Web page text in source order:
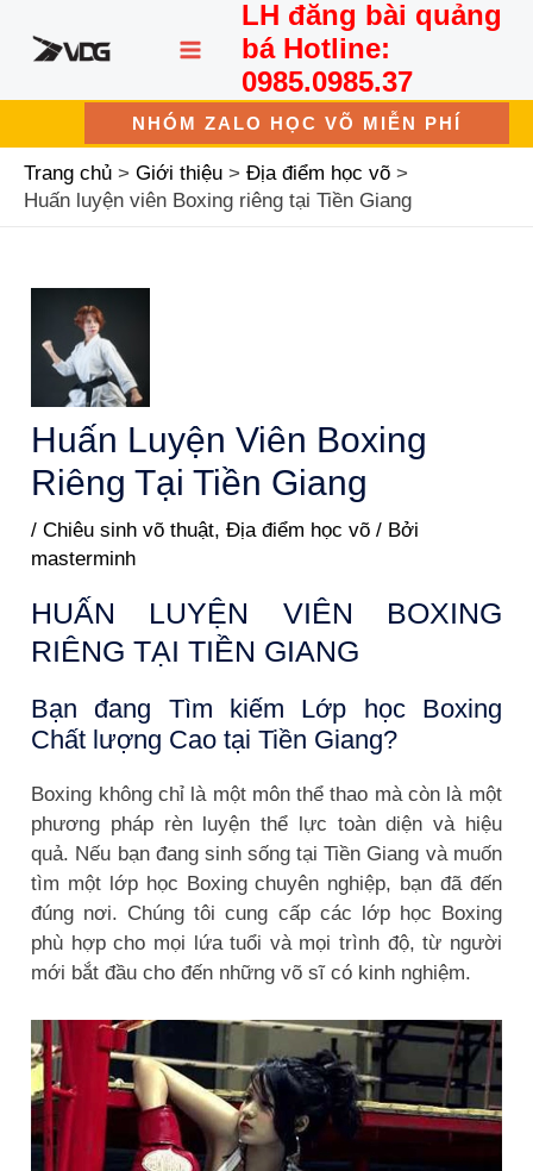
dung
MAIN
MENU
LH đăng bài quảng
bá Hotline:
0985.0985.37
NHÓM ZALO HỌC VÕ MIỄN PHÍ
Trang chủ Giới thiệu
Địa điểm học võ
Huấn luyện viên Boxing riêng tại Tiền Giang
Huấn Luyện Viên Boxing
Riêng Tại Tiền Giang
/Chiêu sinh võ thuật,Địa điểm học võ / Bởi
masterminh
HUẤN LUYỆN VIÊN BOXING
RIÊNG TẠI TIỀN GIANG
Bạn đang Tìm kiếm Lớp học Boxing
Chất lượng Cao tại Tiền Giang?
Boxing không chỉ là một môn thể thao mà còn là một
phương pháp rèn luyện thể lực toàn diện và hiệu
quả. Nếu bạn đang sinh sống tại Tiền Giang và muốn
tìm một lớp học Boxing chuyên nghiệp, bạn đã đến
đúng nơi. Chúng tôi cung cấp các lớp học Boxing
phù hợp cho mọi lứa tuổi và mọi trình độ, từ người
mới bắt đầu cho đến những võ sĩ có kinh nghiệm.